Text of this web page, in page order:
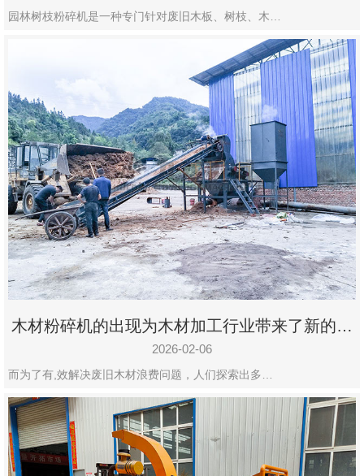
园林树枝粉碎机是一种专门针对废旧木板、树枝、木…
木材粉碎机的出现为木材加工行业带来了新的变
化
2026-02-06
而为了有,效解决废旧木材浪费问题，人们探索出多…